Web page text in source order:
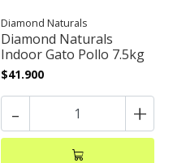
Diamond Naturals
Diamond Naturals
Indoor Gato Pollo 7.5kg
$41.900
- +